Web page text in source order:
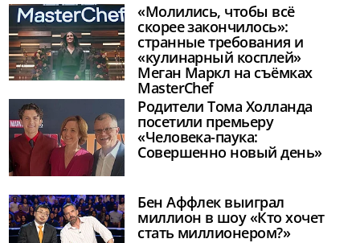
«Молились, чтобы всё
скорее закончилось»:
странные требования и
«кулинарный косплей»
Меган Маркл на съёмках
MasterChef
Родители Тома Холланда
посетили премьеру
«Человека-паука:
Совершенно новый день»
Бен Аффлек выиграл
миллион в шоу «Кто хочет
стать миллионером?»